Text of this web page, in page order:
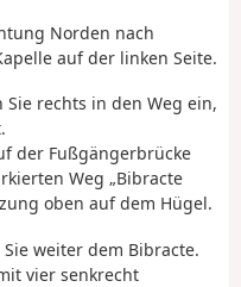
Norden nach
auf der linken Seite.
rechts in den Weg ein,
der Fußgängerbrücke
Weg „Bibracte
oben auf dem Hügel.
weiter dem Bibracte.
vier senkrecht